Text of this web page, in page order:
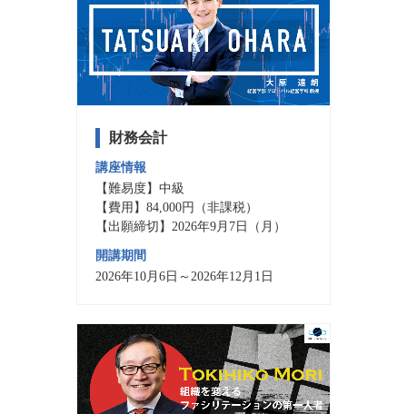
財務会計
講座情報
【難易度】中級
【費用】84,000円（非課税）
【出願締切】2026年9月7日（月）
開講期間
2026年10月6日～2026年12月1日